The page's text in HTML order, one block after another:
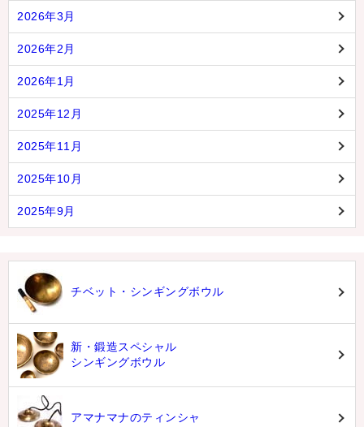
2026年3月
2026年2月
2026年1月
2025年12月
2025年11月
2025年10月
2025年9月
チベット・シンギングボウル
新・鍛造スペシャル
シンギングボウル
アマナマナのティンシャ